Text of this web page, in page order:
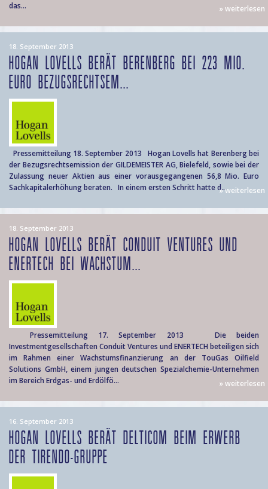
das...
» weiterlesen
18. September 2013
HOGAN LOVELLS BERÄT BERENBERG BEI 223 MIO.
EURO BEZUGSRECHTSEM...
Pressemitteilung 18. September 2013 Hogan Lovells hat Berenberg bei
der Bezugsrechtsemission der GILDEMEISTER AG, Bielefeld, sowie bei der
Zulassung neuer Aktien aus einer vorausgegangenen 56,8 Mio. Euro
Sachkapitalerhöhung beraten. In einem ersten Schritt hatte d...» weiterlesen
18. September 2013
HOGAN LOVELLS BERÄT CONDUIT VENTURES UND
ENERTECH BEI WACHSTUM...
Pressemitteilung 17. September 2013 Die beiden
Investmentgesellschaften Conduit Ventures und ENERTECH beteiligen sich
im Rahmen einer Wachstumsfinanzierung an der TouGas Oilfield
Solutions GmbH, einem jungen deutschen Spezialchemie-Unternehmen
im Bereich Erdgas- und Erdölfö...
» weiterlesen
16. September 2013
HOGAN LOVELLS BERÄT DELTICOM BEIM ERWERB
DER TIRENDO-GRUPPE